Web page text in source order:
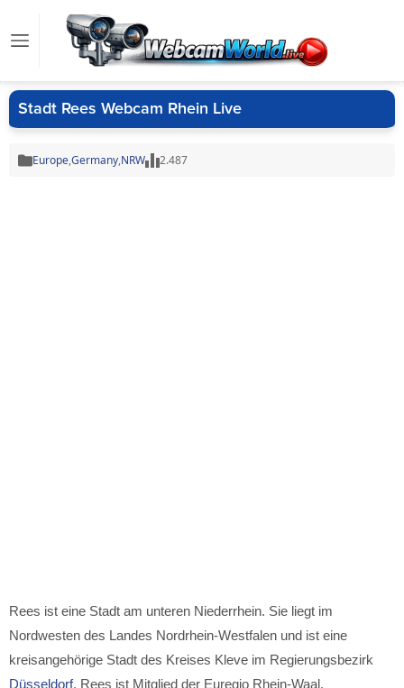
Stadt Rees Webcam Rhein Live
Europe,Germany,NRW 2.487
Rees ist eine Stadt am unteren Niederrhein. Sie liegt im
Nordwesten des Landes Nordrhein-Westfalen und ist eine
kreisangehörige Stadt des Kreises Kleve im Regierungsbezirk
Düsseldorf. Rees ist Mitglied der Euregio Rhein-Waal.